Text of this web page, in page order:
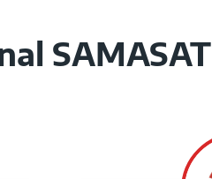
SAMASAT